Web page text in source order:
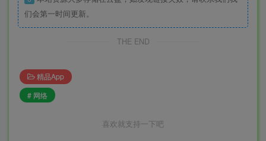
们会第一时间更新。
THE END
精品App
# 网络
喜欢就支持一下吧